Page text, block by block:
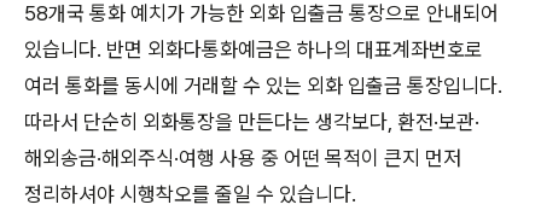
58개국 통화 예치가 가능한 외화 입출금 통장으로 안내되어
있습니다. 반면 외화다통화예금은 하나의 대표계좌번호로
여러 통화를 동시에 거래할 수 있는 외화 입출금 통장입니다.
따라서 단순히 외화통장을 만든다는 생각보다, 환전·보관·
해외송금·해외주식·여행 사용 중 어떤 목적이 큰지 먼저
정리하셔야 시행착오를 줄일 수 있습니다.